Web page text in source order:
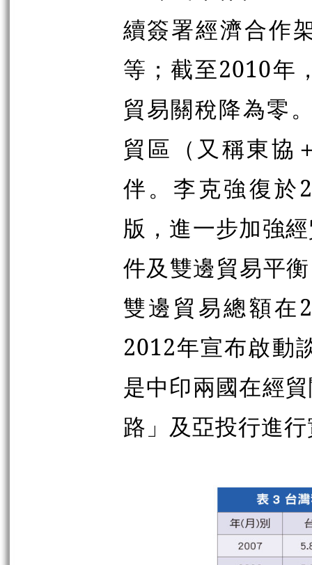
續簽署經濟合作
等；截至2010年
貿易關稅降為零
貿區（又稱東協
伴。李克強復於
版，進一步加強
件及雙邊貿易平
雙邊貿易總額在
2012年宣布啟動
是中印兩國在經
路」及亞投行進